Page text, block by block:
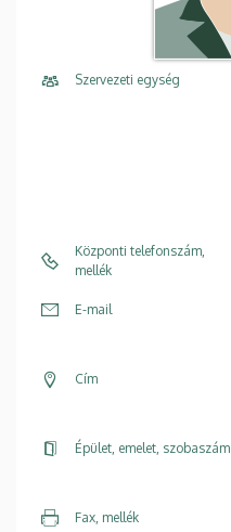
Szervezeti egység
Központi telefonszám,
mellék
E-mail
Cím
Épület, emelet, szobaszám
Fax, mellék